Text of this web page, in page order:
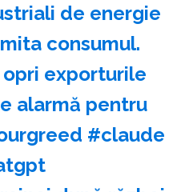
de energie
consumul.
exporturile
alarmă pentru
#claude